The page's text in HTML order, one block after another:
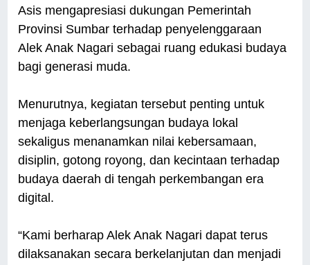
Asis mengapresiasi dukungan Pemerintah
Provinsi Sumbar terhadap penyelenggaraan
Alek Anak Nagari sebagai ruang edukasi budaya
bagi generasi muda.
Menurutnya, kegiatan tersebut penting untuk
menjaga keberlangsungan budaya lokal
sekaligus menanamkan nilai kebersamaan,
disiplin, gotong royong, dan kecintaan terhadap
budaya daerah di tengah perkembangan era
digital.
“Kami berharap Alek Anak Nagari dapat terus
dilaksanakan secara berkelanjutan dan menjadi